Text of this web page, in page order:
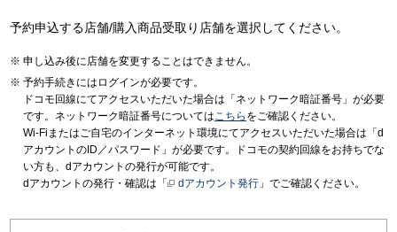
予約申込する店舗/購入商品受取り店舗を選択してください。
申し込み後に店舗を変更することはできません。
予約手続きにはログインが必要です。
ドコモ回線にてアクセスいただいた場合は「ネットワーク暗証番号」が必要
です。ネットワーク暗証番号についてはこちら をご確認ください。
Wi-Fiまたはご自宅のインターネット環境にてアクセスいただいた場合は「d
アカウントのID／パスワード」が必要です。ドコモの契約回線をお持ちでな
い方も、dアカウントの発行が可能です。
dアカウントの発行・確認は「
dアカウント発行 」でご確認ください。